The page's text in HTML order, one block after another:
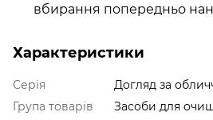
вбирання попередньо
Характеристики
Серія
Догляд за
Група товарів
Засоби для